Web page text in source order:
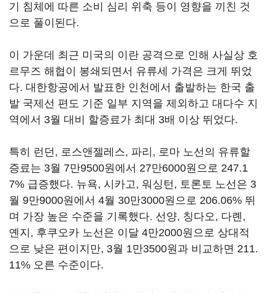
기 침체에 따른 소비 심리 위축 등이 영향을 끼친 것
으로 풀이된다.
이 가운데 최근 미국의 이란 공격으로 인해 사실상 호
르무즈 해협이 봉쇄되면서 유류세 가격은 크게 뛰었
다. 대한항공에서 발표한 인천에서 출발하는 한국 출
발 국제선 편도 기준 일부 지역을 제외하고 대다수 지
역에서 3월 대비 할증료가 최대 3배 이상 뛰었다.
특히 런던, 로스앤젤레스, 파리, 로마 노선의 유류할
증료는 3월 7만9500원에서 27만6000원으로 247.1
7% 급증했다. 뉴욕, 시카고, 워싱턴, 토론토 노선은 3
월 9만9000원에서 4월 30만3000원으로 206.06% 뛰
며 가장 높은 수준을 기록했다. 선양, 칭다오, 다롄,
옌지, 후쿠오카 노선은 이달 4만2000원으로 상대적
으로 낮은 편이지만, 3월 1만3500원과 비교하면 211.
11% 오른 수준이다.